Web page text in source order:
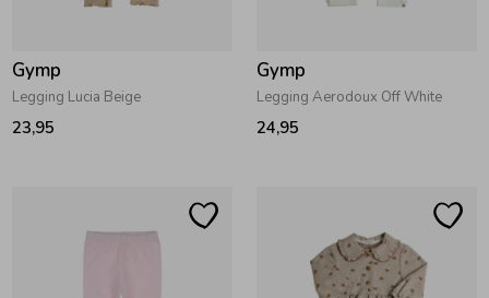
Gymp
Legging Lucia Beige
23,95
Gymp
Legging Aerodoux Off White
24,95